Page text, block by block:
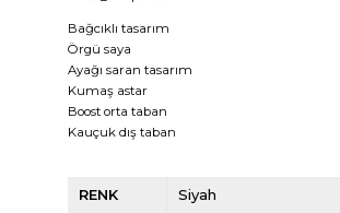
Bağcıklı tasarım
Örgü saya
Ayağı saran tasarım
Kumaş astar
Boost orta taban
Kauçuk dış taban
RENK Siyah